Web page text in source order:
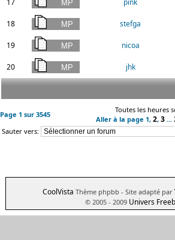
17 pink
18 stefga
19 nicoa
20 jhk
Page 1 sur 3545
Toutes les heures
Aller à la page 1, 2, 3 ...
Sauter vers:
CoolVista Thème phpbb - Site adapté par
© 2005 - 2009 Univers